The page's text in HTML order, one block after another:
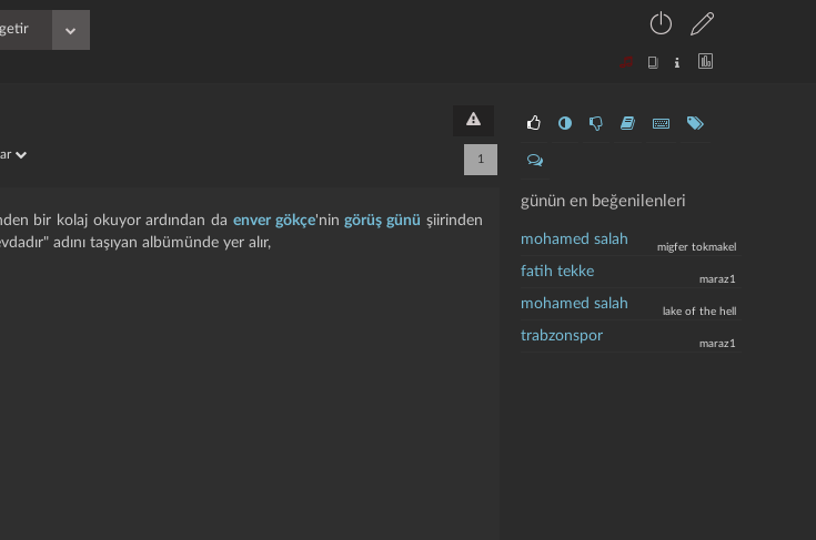
günün en beğenilenleri
mohamed salah migfer tokmakel
fatih tekke maraz1
mohamed salah lake of the hell
trabzonspor maraz1
1
bir kolaj okuyor ardından da enver gökçe'ningörüş günü şiirinden
adını taşıyan albümünde yer alır,